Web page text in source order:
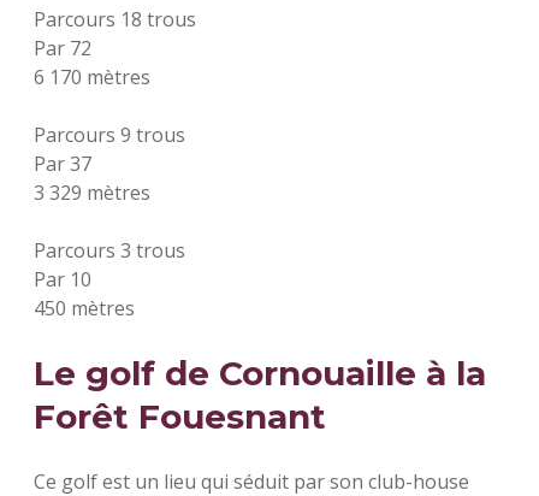
Parcours 18 trous
Par 72
6 170 mètres
Parcours 9 trous
Par 37
3 329 mètres
Parcours 3 trous
Par 10
450 mètres
Le golf de Cornouaille à la
Forêt Fouesnant
Ce golf est un lieu qui séduit par son club-house